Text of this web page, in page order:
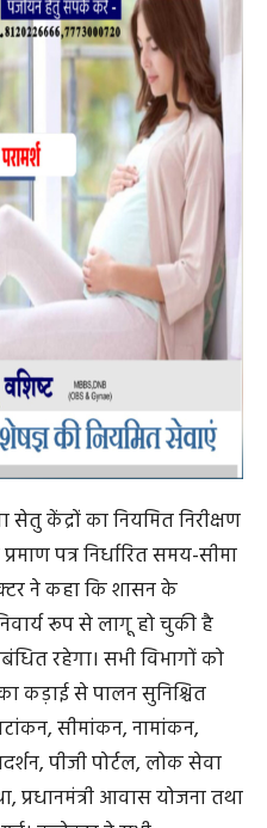
केंद्रों का नियमित निरीक्षण
पत्र निर्धारित समय-सीमा
ने कहा कि शासन के
रूप से लागू हो चुकी है
रहेगा। सभी विभागों को
कड़ाई से पालन सुनिश्चित
सीमांकन, नामांकन,
पीजी पोर्टल, लोक सेवा
प्रधानमंत्री आवास योजना तथा